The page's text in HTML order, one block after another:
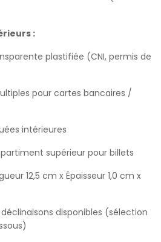
:
plastifiée (CNI, permis de
pour cartes bancaires /
intérieures
supérieur pour billets
12,5 cm x Épaisseur 1,0 cm x
déclinaisons disponibles (sélection